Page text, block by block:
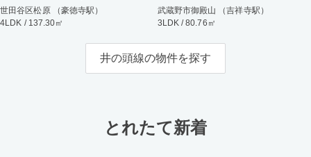
世田谷区松原 （豪徳寺駅）
4LDK / 137.30㎡
武蔵野市御殿山 （吉祥寺駅）
3LDK / 80.76㎡
井の頭線の物件を探す
とれたて新着